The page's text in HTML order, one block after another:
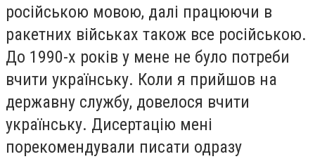
російською мовою, далі працюючи в
ракетних військах також все російською.
До 1990-х років у мене не було потреби
вчити українську. Коли я прийшов на
державну службу, довелося вчити
українську. Дисертацію мені
порекомендували писати одразу